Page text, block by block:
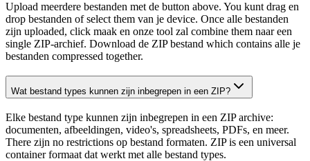
Upload meerdere bestanden met de button above. You kunt drag en
drop bestanden of select them van je device. Once alle bestanden
zijn uploaded, click maak en onze tool zal combine them naar een
single ZIP-archief. Download de ZIP bestand which contains alle je
bestanden compressed together.
Wat bestand types kunnen zijn inbegrepen in een ZIP?
Elke bestand type kunnen zijn inbegrepen in een ZIP archive:
documenten, afbeeldingen, video's, spreadsheets, PDFs, en meer.
There zijn no restrictions op bestand formaten. ZIP is een universal
container formaat dat werkt met alle bestand types.